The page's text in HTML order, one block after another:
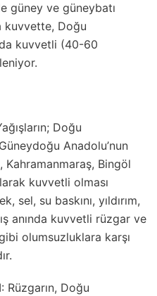
güney ve güneybatı
kuvvette, Doğu
kuvvetli (40-60
Doğu
Anadolu’nun
Bingöl
kuvvetli olması
sel, su baskını, yıldırım,
anında kuvvetli rüzgar ve
olumsuzluklara karşı
Rüzgarın, Doğu